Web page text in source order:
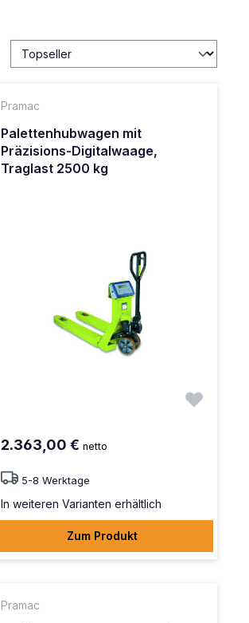
Pramac
Palettenhubwagen mit
Präzisions-Digitalwaage,
Traglast 2500 kg
2.363,00 € netto
5-8 Werktage
In weiteren Varianten erhältlich
Zum Produkt
Pramac